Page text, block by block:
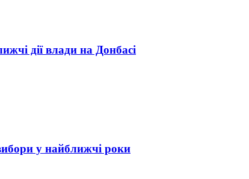
дії влади на Донбасі
у найближчі роки